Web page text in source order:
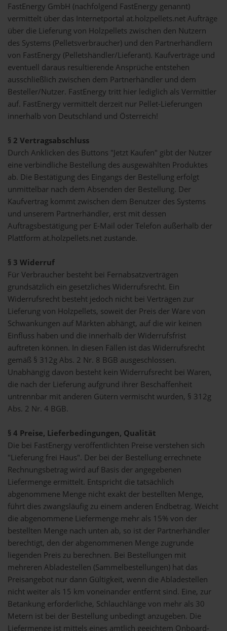
FastEnergy GmbH (nachfolgend FastEnergy genannt)
vermittelt über das Internetportal at.holzpellets.net Aufträge
über die Lieferung von Holzpellets zwischen den Nutzern
des Systems (Pelletsverbraucher) und den Partnerhändlern
von FastEnergy (Pelletshändler/Lieferant). Kaufverträge und
eventuell daraus resultierende Ansprüche entstehen
ausschließlich zwischen dem Partnerhändler und dem
Besteller/Nutzer. FastEnergy tritt hier lediglich als Vermittler
auf. FastEnergy vermittelt derzeit nur Pellet-Lieferungen
innerhalb von Deutschland und Österreich!
§ 2 Vertragsabschluss
Durch Anklicken des Buttons "Jetzt Kaufen" gibt der Nutzer
eine verbindliche Bestellung des ausgewählten Produktes
ab. Die Bestätigung des Eingangs der Bestellung erfolgt
unmittelbar nach dem Absenden der Bestellung. Der
Kaufvertrag kommt zwischen dem Benutzer des Systems
und unserem Partnerhändler, erst mit dessen
Auftragsbestätigung per E-Mail oder Telefon außerhalb der
Plattform at.holzpellets.net zustande.
§ 3 Widerruf
Für Verbraucher besteht bei Fernabsatzverträgen
grundsätzlich ein gesetzliches Widerrufsrecht. Ein
Widerrufsrecht besteht jedoch nicht bei Verträgen zur
Lieferung von Holzpellets, soweit der Preis der Ware von
Schwankungen auf Märkten abhängt, auf die wir keinen
Einfluss haben und die innerhalb der Widerrufsfrist
auftreten können. In diesen Fällen ist das Widerrufsrecht
gemäß § 312g Abs. 2 Nr. 8 BGB ausgeschlossen.
Unabhängig davon besteht kein Widerrufsrecht bei Waren,
die nach der Lieferung aufgrund ihrer Beschaffenheit
untrennbar mit anderen Gütern vermischt wurden, § 312g
Abs. 2 Nr. 4 BGB.
§ 4 Preise, Lieferbedingungen, Qualität
Die bei FastEnergy veröffentlichten Preise verstehen sich
"Lieferung frei Haus". Der bei der Bestellung errechnete
Rechnungsbetrag wird auf Basis der angegebenen
Liefermenge ermittelt. Entspricht die tatsächlich
abgenommene Menge nicht exakt der bestellten Menge,
führt dies zwangsläufig zu einem anderen Endbetrag. Weicht
die abgenommene Liefermenge mehr als 15% von der
bestellten Menge nach unten ab, so ist der Partnerhändler
berechtigt, den der abgenommenen Menge zugrunde
liegenden Preis zu berechnen. Bei Bestellungen mit
mehreren Abladestellen (Sammelbestellungen) hat das
Preisangebot nur dann Gültigkeit, wenn die Abladestellen
nicht weiter als 15 km voneinander entfernt sind. Eine, zur
Betankung erforderliche, Schlauchlänge von mehr als 30
Metern ist bei der Bestellung unbedingt anzugeben. Die
Liefermenge ist mittels eines amtlich geeichtem Onboard-